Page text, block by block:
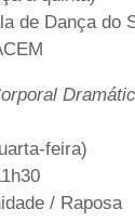
de Dança do
feira)
/ Raposa